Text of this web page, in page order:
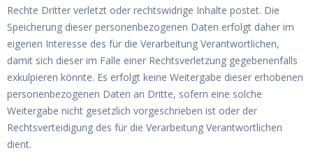
Rechte Dritter verletzt oder rechtswidrige Inhalte postet. Die
Speicherung dieser personenbezogenen Daten erfolgt daher im
eigenen Interesse des für die Verarbeitung Verantwortlichen,
damit sich dieser im Falle einer Rechtsverletzung gegebenenfalls
exkulpieren könnte. Es erfolgt keine Weitergabe dieser erhobenen
personenbezogenen Daten an Dritte, sofern eine solche
Weitergabe nicht gesetzlich vorgeschrieben ist oder der
Rechtsverteidigung des für die Verarbeitung Verantwortlichen
dient.